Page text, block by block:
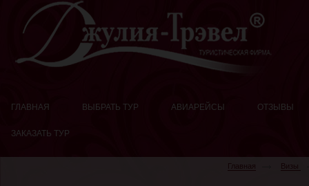
ГЛАВНАЯ ВЫБРАТЬ ТУР АВИАРЕЙСЫ ОТЗЫВЫ
ЗАКАЗАТЬ ТУР
Главная Визы